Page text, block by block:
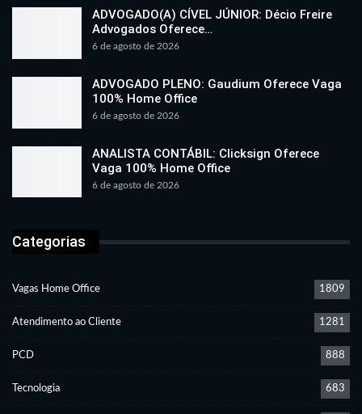
ADVOGADO(A) CÍVEL JÚNIOR: Décio Freire
Advogados Oferece…
6 de agosto de 2026
ADVOGADO PLENO: Gaudium Oferece Vaga
100% Home Office
6 de agosto de 2026
ANALISTA CONTÁBIL: Clicksign Oferece
Vaga 100% Home Office
6 de agosto de 2026
Categorias
Vagas Home Office 1809
Atendimento ao Cliente 1281
PCD 888
Tecnologia 683